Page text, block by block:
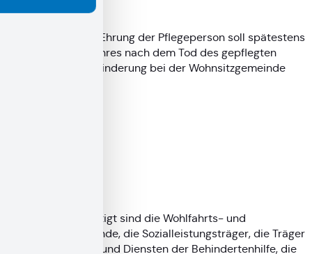
Der Vorschlag zur Ehrung der Pflegeperson soll spätestens
innerhalb eines Jahres nach dem Tod des gepflegten
Menschen mit Behinderung bei der Wohnsitzgemeinde
Vorschlagsberechtigt sind die Wohlfahrts- und
Behindertenverbände, die Sozialleistungsträger, die Träger
von Einrichtungen und Diensten der Behindertenhilfe, die